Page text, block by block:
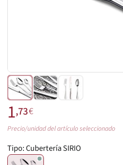
1,73€
Precio/unidad del artículo seleccionado
Tipo:Cubertería SIRIO